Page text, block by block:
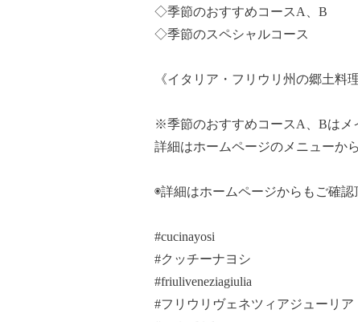
◇季節のおすすめコースA、B
◇季節のスペシャルコース
《イタリア・フリウリ州の郷土料
※季節のおすすめコースA、Bはメ
詳細はホームページのメニューか
◉詳細はホームページからもご確認
#cucinayosi
#クッチーナヨシ
#friuliveneziagiulia
#フリウリヴェネツィアジューリア